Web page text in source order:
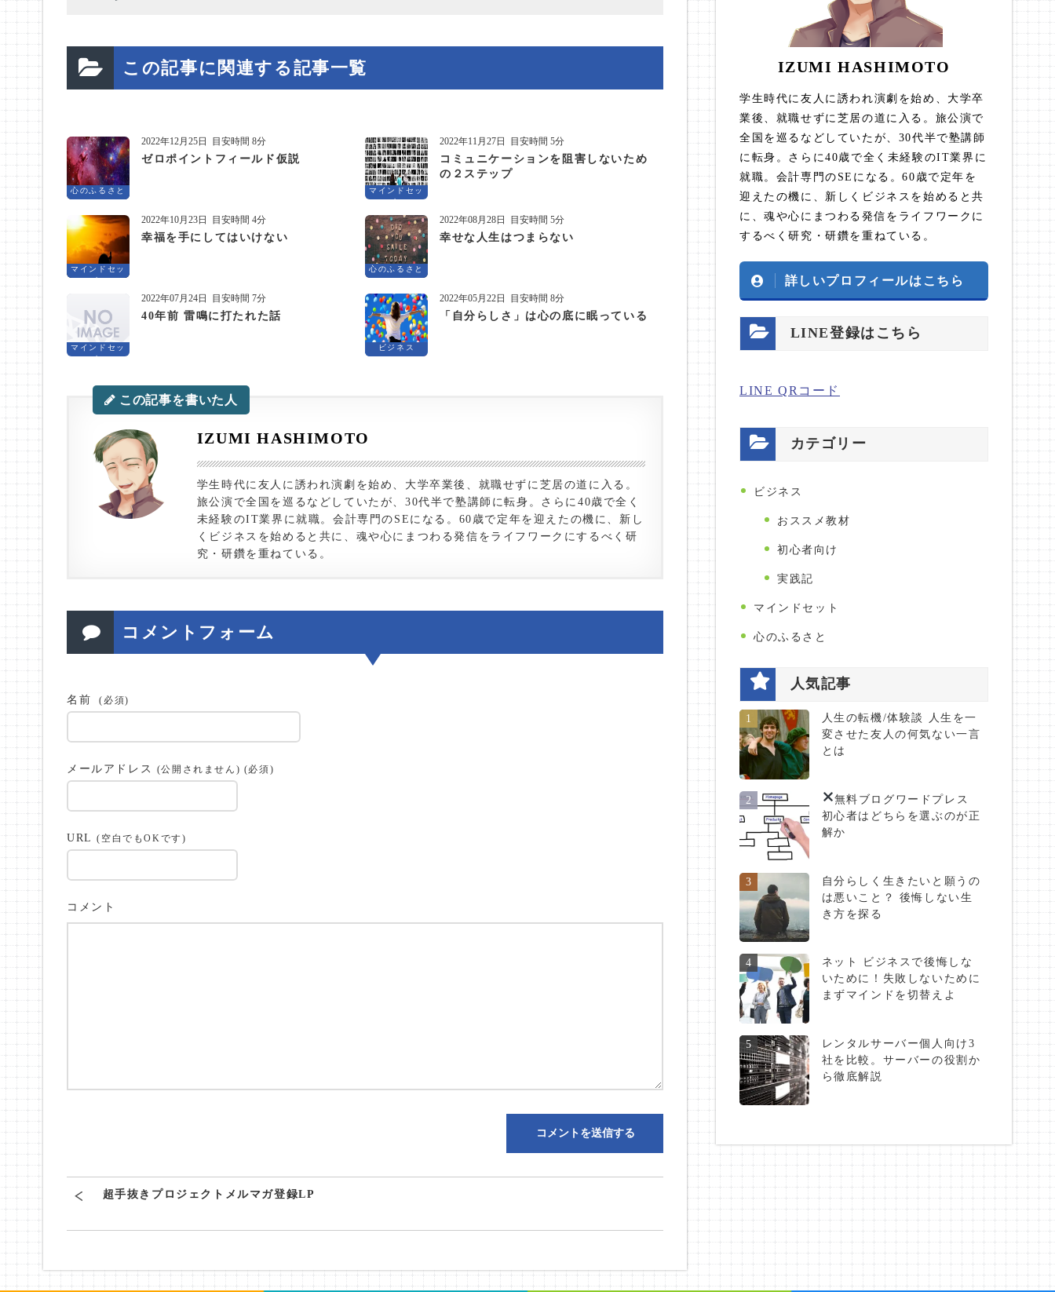
この記事に関連する記事一覧
心のふるさと
2022年12月25日 目安時間 8分
ゼロポイントフィールド仮説
マインドセッ
ト
2022年11月27日 目安時間 5分
コミュニケーションを阻害しないため
の２ステップ
マインドセッ
ト
2022年10月23日 目安時間 4分
幸福を手にしてはいけない
心のふるさと
2022年08月28日 目安時間 5分
幸せな人生はつまらない
マインドセッ
ト
2022年07月24日 目安時間 7分
40年前 雷鳴に打たれた話
ビジネス
2022年05月22日 目安時間 8分
「自分らしさ」は心の底に眠っている
この記事を書いた人
IZUMI HASHIMOTO
学生時代に友人に誘われ演劇を始め、大学卒業後、就職せずに芝居の道に入る。
旅公演で全国を巡るなどしていたが、30代半で塾講師に転身。さらに40歳で全く
未経験のIT業界に就職。会計専門のSEになる。60歳で定年を迎えたの機に、新し
くビジネスを始めると共に、魂や心にまつわる発信をライフワークにするべく研
究・研鑽を重ねている。
コメントフォーム
名前 (必須)
メールアドレス (公開されません) (必須)
URL(空白でもOKです)
コメント
超手抜きプロジェクトメルマガ登録LP
IZUMI HASHIMOTO
学生時代に友人に誘われ演劇を始め、大学卒
業後、就職せずに芝居の道に入る。旅公演で
全国を巡るなどしていたが、30代半で塾講師
に転身。さらに40歳で全く未経験のIT業界に
就職。会計専門のSEになる。60歳で定年を
迎えたの機に、新しくビジネスを始めると共
に、魂や心にまつわる発信をライフワークに
するべく研究・研鑽を重ねている。
詳しいプロフィールはこちら
LINE登録はこちら
LINE QRコード
カテゴリー
ビジネス
おススメ教材
初心者向け
実践記
マインドセット
心のふるさと
人気記事
1
人生の転機/体験談 人生を一
変させた友人の何気ない一言
とは
2 無料ブログ ワードプレス
初心者はどちらを選ぶのが正
解か
3
自分らしく生きたいと願うの
は悪いこと？ 後悔しない生
き方を探る
4
ネット ビジネスで後悔しな
いために！失敗しないために
まずマインドを切替えよ
5
レンタルサーバー個人向け3
社を比較。サーバーの役割か
ら徹底解説